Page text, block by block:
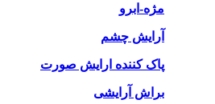
مژه-ابرو
آرایش چشم
پاک کننده ارایش صورت
براش آرایشی